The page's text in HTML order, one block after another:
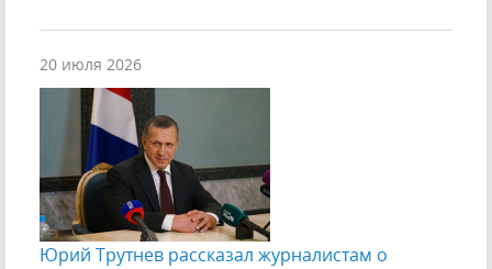
20 июля 2026
Юрий Трутнев рассказал журналистам о